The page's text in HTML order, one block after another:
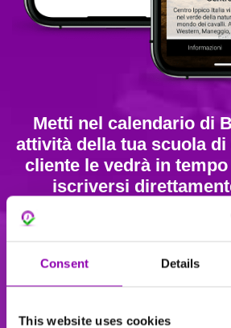
Consent Details
This website uses cookies
Metti nel calendario di
attività della tua scuola di
cliente le vedrà in
iscriversi
Crea un account